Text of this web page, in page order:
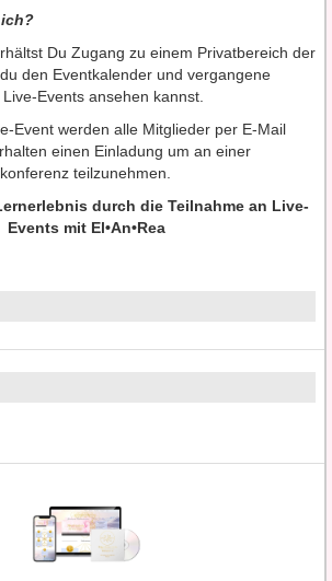
ich?
Du Zugang zu einem Privatbereich der
den Eventkalender und vergangene
Events ansehen kannst.
Event werden alle Mitglieder per E-Mail
einen Einladung um an einer
teilzunehmen.
durch die Teilnahme an Live-
Events mit El•An•Rea